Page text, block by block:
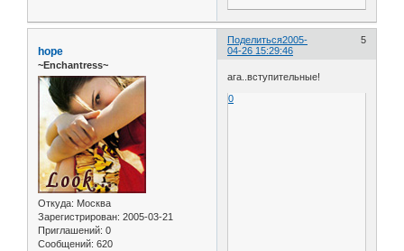
Поделиться 5
2005-
04-26 15:29:46
hope
~Enchantress~
Откуда: Москва
Зарегистрирован: 2005-03-21
Приглашений: 0
Сообщений: 620
ага..вступительные!
0